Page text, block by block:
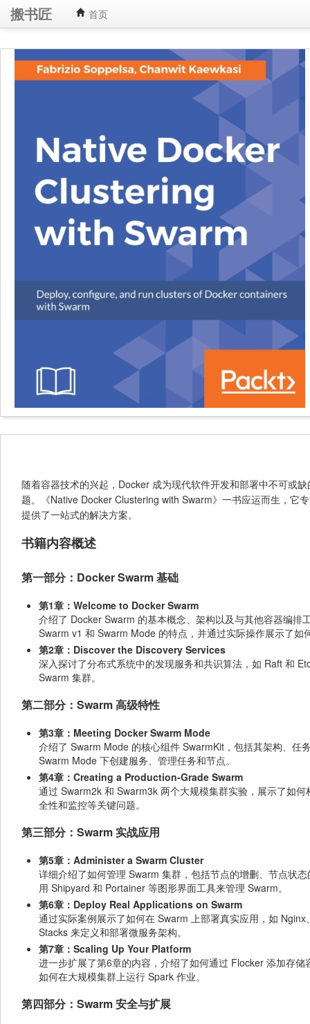
搬书匠 首页
随着容器技术的兴起，Docker 成为现代软件开发和部署中不可或
题。《Native Docker Clustering with Swarm》一书应运而生，它
提供了一站式的解决方案。
书籍内容概述
第一部分：Docker Swarm 基础
第1章：Welcome to Docker Swarm
介绍了 Docker Swarm 的基本概念、架构以及与其他容器编
Swarm v1 和 Swarm Mode 的特点，并通过实际操作展示了
第2章：Discover the Discovery Services
深入探讨了分布式系统中的发现服务和共识算法，如 Raft 和
Swarm 集群。
第二部分：Swarm 高级特性
第3章：Meeting Docker Swarm Mode
介绍了 Swarm Mode 的核心组件 SwarmKit，包括其架构、任
Swarm Mode 下创建服务、管理任务和节点。
第4章：Creating a Production-Grade Swarm
通过 Swarm2k 和 Swarm3k 两个大规模集群实验，展示了如
全性和监控等关键问题。
第三部分：Swarm 实战应用
第5章：Administer a Swarm Cluster
详细介绍了如何管理 Swarm 集群，包括节点的增删、节点状
用 Shipyard 和 Portainer 等图形界面工具来管理 Swarm。
第6章：Deploy Real Applications on Swarm
通过实际案例展示了如何在 Swarm 上部署真实应用，如
Stacks 来定义和部署微服务架构。
第7章：Scaling Up Your Platform
进一步扩展了第6章的内容，介绍了如何通过 Flocker 添加存
如何在大规模集群上运行 Spark 作业。
第四部分：Swarm 安全与扩展